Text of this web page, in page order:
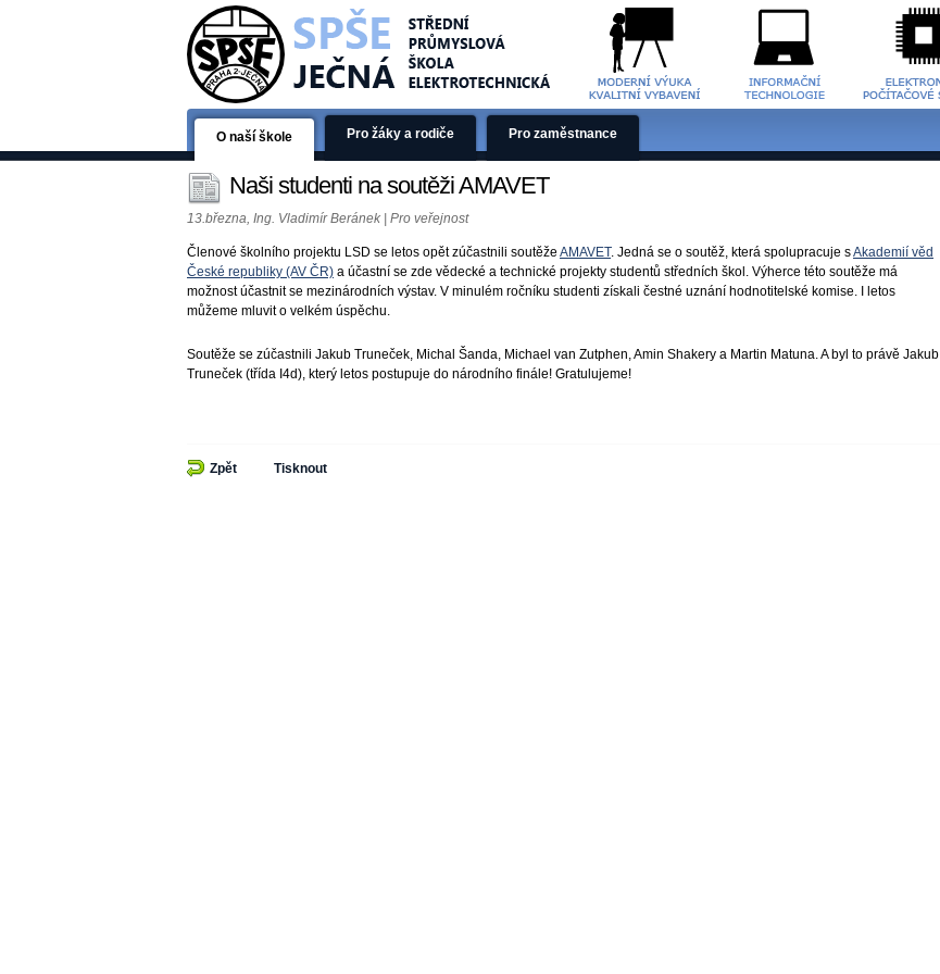
O naší škole Pro žáky a rodiče Pro zaměstnance
Naši studenti na soutěži AMAVET
13.března, Ing. Vladimír Beránek | Pro veřejnost
Členové školního projektu LSD se letos opět zúčastnili soutěže AMAVET. Jedná se o soutěž, která spolupracuje sAkademií věd
České republiky (AV ČR) a účastní se zde vědecké a technické projekty studentů středních škol. Výherce této soutěže má
možnost účastnit se mezinárodních výstav. V minulém ročníku studenti získali čestné uznání hodnotitelské komise. I letos
můžeme mluvit o velkém úspěchu.
Soutěže se zúčastnili Jakub Truneček, Michal Šanda, Michael van Zutphen, Amin Shakery a Martin Matuna. A byl to právě Jakub
Truneček (třída I4d), který letos postupuje do národního finále! Gratulujeme!
Zpět Tisknout